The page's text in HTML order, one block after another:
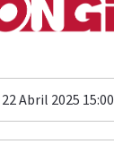
Abril 2025 15:00